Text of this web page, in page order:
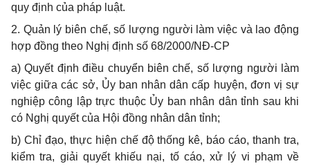
quy định của pháp luật.
2. Quản lý biên chế, số lượng người làm việc và lao động
hợp đồng theo Nghị định số 68/2000/NĐ-CP
a) Quyết định điều chuyển biên chế, số lượng người làm
việc giữa các sở, Ủy ban nhân dân cấp huyện, đơn vị sự
nghiệp công lập trực thuộc Ủy ban nhân dân tỉnh sau khi
có Nghị quyết của Hội đồng nhân dân tỉnh;
b) Chỉ đạo, thực hiện chế độ thống kê, báo cáo, thanh tra,
kiểm tra, giải quyết khiếu nại, tố cáo, xử lý vi phạm về